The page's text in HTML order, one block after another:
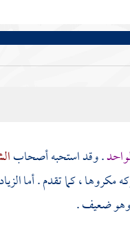
. وقد استحبه أصحاب
مكروها ، كما تقدم . أما
. وهو ضعيف .